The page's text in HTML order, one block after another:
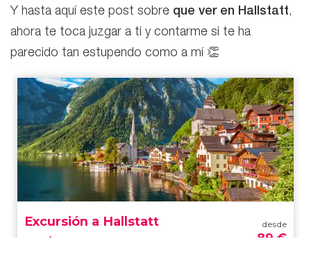
Y hasta aquí este post sobre que ver en Hallstatt,
ahora te toca juzgar a ti y contarme si te ha
parecido tan estupendo como a mí 👏